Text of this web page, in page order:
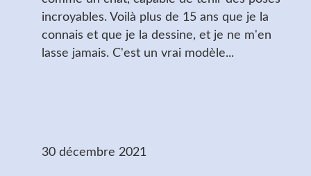
incroyables. Voilà plus de 15 ans que je la
connais et que je la dessine, et je ne m'en
lasse jamais. C'est un vrai modèle...
30 décembre 2021